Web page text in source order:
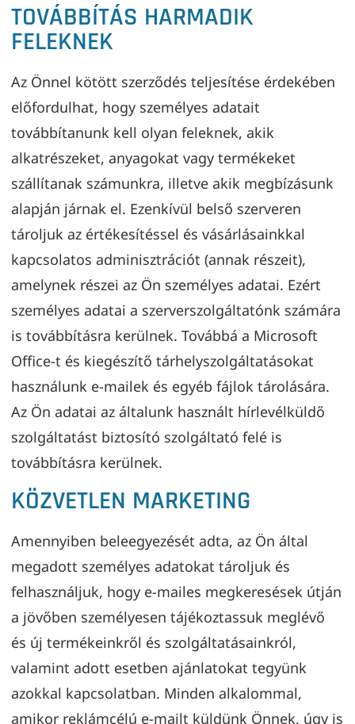
TOVÁBBÍTÁS HARMADIK
FELEKNEK
Az Önnel kötött szerződés teljesítése érdekében
előfordulhat, hogy személyes adatait
továbbítanunk kell olyan feleknek, akik
alkatrészeket, anyagokat vagy termékeket
szállítanak számunkra, illetve akik megbízásunk
alapján járnak el. Ezenkívül belső szerveren
tároljuk az értékesítéssel és vásárlásainkkal
kapcsolatos adminisztrációt (annak részeit),
amelynek részei az Ön személyes adatai. Ezért
személyes adatai a szerverszolgáltatónk számára
is továbbításra kerülnek. Továbbá a Microsoft
Office-t és kiegészítő tárhelyszolgáltatásokat
használunk e-mailek és egyéb fájlok tárolására.
Az Ön adatai az általunk használt hírlevélküldő
szolgáltatást biztosító szolgáltató felé is
továbbításra kerülnek.
KÖZVETLEN MARKETING
Amennyiben beleegyezését adta, az Ön által
megadott személyes adatokat tároljuk és
felhasználjuk, hogy e-mailes megkeresések útján
a jövőben személyesen tájékoztassuk meglévő
és új termékeinkről és szolgáltatásainkról,
valamint adott esetben ajánlatokat tegyünk
azokkal kapcsolatban. Minden alkalommal,
amikor reklámcélú e-mailt küldünk Önnek, úgy is